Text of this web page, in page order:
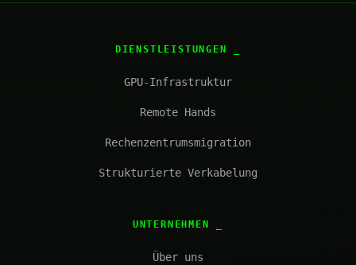
DIENSTLEISTUNGEN
GPU-Infrastruktur
Remote Hands
Rechenzentrumsmigration
Strukturierte Verkabelung
UNTERNEHMEN
Über uns